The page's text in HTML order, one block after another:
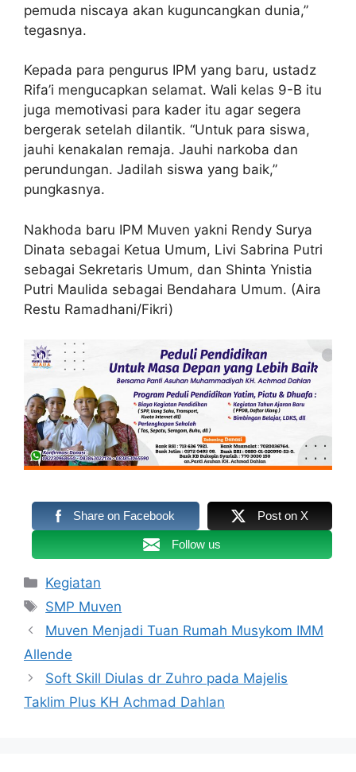
pemuda niscaya akan kuguncangkan dunia,”
tegasnya.
Kepada para pengurus IPM yang baru, ustadz
Rifa’i mengucapkan selamat. Wali kelas 9-B itu
juga memotivasi para kader itu agar segera
bergerak setelah dilantik. “Untuk para siswa,
jauhi kenakalan remaja. Jauhi narkoba dan
perundungan. Jadilah siswa yang baik,”
pungkasnya.
Nakhoda baru IPM Muven yakni Rendy Surya
Dinata sebagai Ketua Umum, Livi Sabrina Putri
sebagai Sekretaris Umum, dan Shinta Ynistia
Putri Maulida sebagai Bendahara Umum. (Aira
Restu Ramadhani/Fikri)
Share on Facebook Post on X
Follow us
Kategori
Kegiatan
Tag
SMP Muven
Muven Menjadi Tuan Rumah Musykom IMM
Allende
Soft Skill Diulas dr Zuhro pada Majelis
Taklim Plus KH Achmad Dahlan